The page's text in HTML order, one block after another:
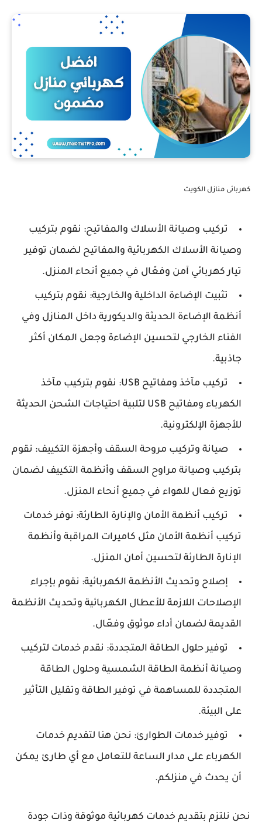
كهربائى منازل الكويت
تركيب وصيانة الأسلاك والمفاتيح: نقوم بتركيب
وصيانة الأسلاك الكهربائية والمفاتيح لضمان توفير
تيار كهربائي آمن وفعّال في جميع أنحاء المنزل.
تثبيت الإضاءة الداخلية والخارجية: نقوم بتركيب
أنظمة الإضاءة الحديثة والديكورية داخل المنازل وفي
الفناء الخارجي لتحسين الإضاءة وجعل المكان أكثر
جاذبية.
تركيب مآخذ ومفاتيح USB: نقوم بتركيب مآخذ
الكهرباء ومفاتيح USB لتلبية احتياجات الشحن الحديثة
للأجهزة الإلكترونية.
صيانة وتركيب مروحة السقف وأجهزة التكييف: نقوم
بتركيب وصيانة مراوح السقف وأنظمة التكييف لضمان
توزيع فعال للهواء في جميع أنحاء المنزل.
تركيب أنظمة الأمان والإنارة الطارئة: نوفر خدمات
تركيب أنظمة الأمان مثل كاميرات المراقبة وأنظمة
الإنارة الطارئة لتحسين أمان المنزل.
إصلاح وتحديث الأنظمة الكهربائية: نقوم بإجراء
الإصلاحات اللازمة للأعطال الكهربائية وتحديث الأنظمة
القديمة لضمان أداء موثوق وفعّال.
توفير حلول الطاقة المتجددة: نقدم خدمات لتركيب
وصيانة أنظمة الطاقة الشمسية وحلول الطاقة
المتجددة للمساهمة في توفير الطاقة وتقليل التأثير
على البيئة.
توفير خدمات الطوارئ: نحن هنا لتقديم خدمات
الكهرباء على مدار الساعة للتعامل مع أي طارئ يمكن
أن يحدث في منزلكم.
نحن نلتزم بتقديم خدمات كهربائية موثوقة وذات جودة